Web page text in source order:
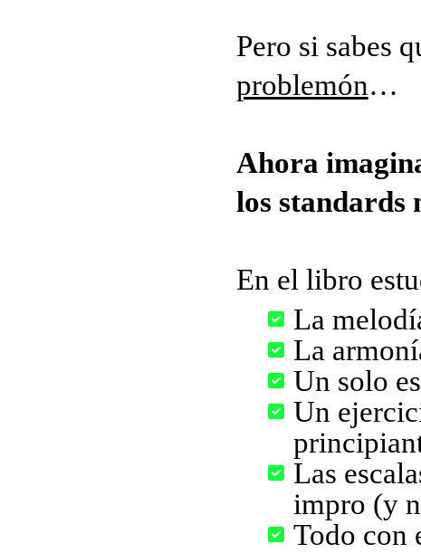
Pero si sabes
problemón…
Ahora
los standards
En el libro
La
La
Un solo
Un
Las
impro (y
Todo con